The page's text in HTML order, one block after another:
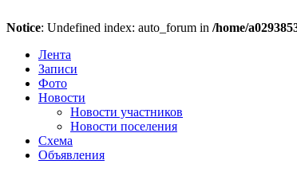
Notice: Undefined index: auto_forum in /home/
Лента
Записи
Фото
Новости
Новости участников
Новости поселения
Схема
Объявления